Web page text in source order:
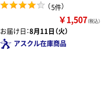
（5件）
￥1,507（税込）
お届け日：8月11日（火）
アスクル在庫商品